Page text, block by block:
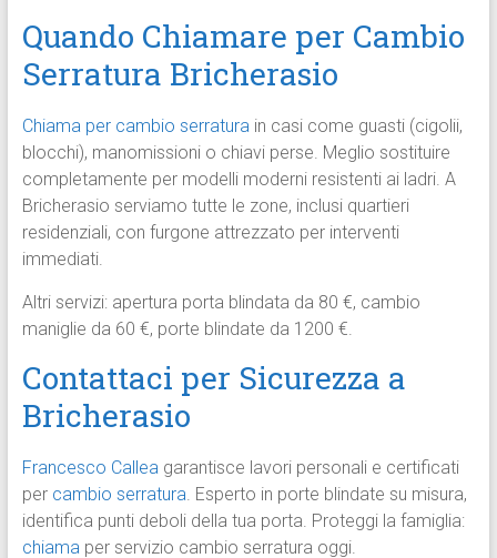
Quando Chiamare per Cambio
Serratura Bricherasio
Chiama per cambio serraturain casi come guasti (cigolii,
blocchi), manomissioni o chiavi perse. Meglio sostituire
completamente per modelli moderni resistenti ai ladri. A
Bricherasio serviamo tutte le zone, inclusi quartieri
residenziali, con furgone attrezzato per interventi
immediati.
Altri servizi: apertura porta blindata da 80 €, cambio
maniglie da 60 €, porte blindate da 1200 €.
Contattaci per Sicurezza a
Bricherasio
Francesco Calleagarantisce lavori personali e certificati
per cambio serratura. Esperto in porte blindate su misura,
identifica punti deboli della tua porta. Proteggi la famiglia:
chiamaper servizio cambio serratura oggi.